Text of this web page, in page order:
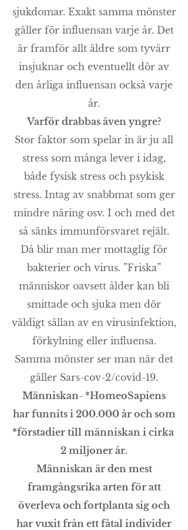
sjukdomar. Exakt samma mönster
gäller för influensan varje år. Det
är framför allt äldre som tyvärr
insjuknar och eventuellt dör av
den årliga influensan också varje
år.
Varför drabbas även yngre?
Stor faktor som spelar in är ju all
stress som många lever i idag,
både fysisk stress och psykisk
stress. Intag av snabbmat som ger
mindre näring osv. I och med det
så sänks immunförsvaret rejält.
Då blir man mer mottaglig för
bakterier och virus. ”Friska”
människor oavsett ålder kan bli
smittade och sjuka men dör
väldigt sällan av en virusinfektion,
förkylning eller influensa.
Samma mönster ser man när det
gäller Sars-cov-2/covid-19.
Människan- *HomeoSapiens
har funnits i 200.000 år och som
*förstadier till människan i cirka
2 miljoner år.
Människan är den mest
framgångsrika arten för att
överleva och fortplanta sig och
har vuxit från ett fåtal individer